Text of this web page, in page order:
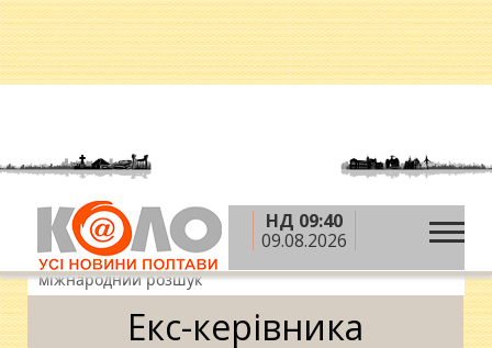
НД 09:40
09.08.2026
Головна » Новини » Кримінал »
Екс-керівника
Полтавської ДАІ Блажівського можуть оголосити в
міжнародний розшук
Екс-керівника